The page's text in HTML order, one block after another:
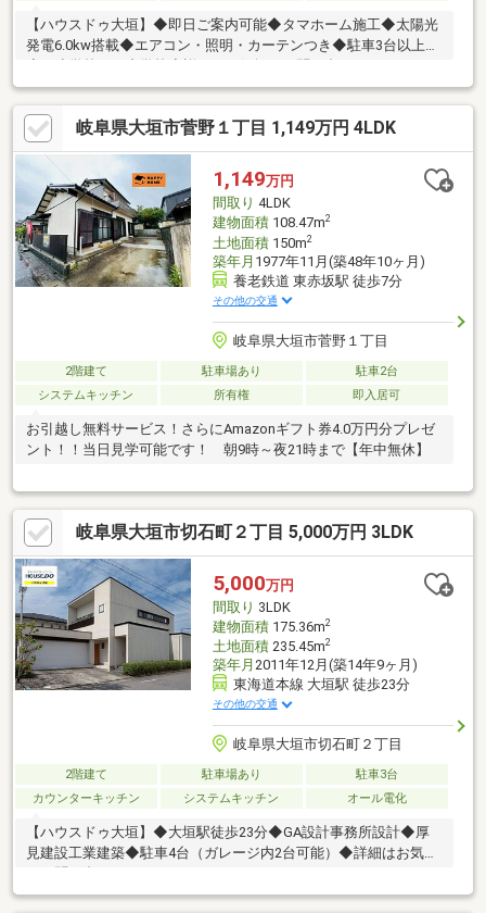
【ハウスドゥ大垣】◆即日ご案内可能◆タマホーム施工◆太陽光
発電6.0kw搭載◆エアコン・照明・カーテンつき◆駐車3台以上可
岐阜県大垣市菅野１丁目 1,149万円 4LDK
1,149万円
間取り 4LDK
建物面積108.47m2
土地面積150m2
築年月 1977年11月(築48年10ヶ月)
養老鉄道 東赤坂駅 徒歩7分
その他の交通
岐阜県大垣市菅野１丁目
2階建て 駐車場あり
駐車2台
システムキッチン
所有権 即入居可
お引越し無料サービス！さらにAmazonギフト券4.0万円分プレゼ
ント！！当日見学可能です！ 朝9時～夜21時まで【年中無休】
岐阜県大垣市切石町２丁目 5,000万円 3LDK
5,000万円
間取り 3LDK
建物面積175.36m2
土地面積235.45m2
築年月 2011年12月(築14年9ヶ月)
東海道本線 大垣駅 徒歩23分
その他の交通
岐阜県大垣市切石町２丁目
2階建て 駐車場あり
駐車3台
カウンターキッチン
システムキッチン オール電化
【ハウスドゥ大垣】◆大垣駅徒歩23分◆GA設計事務所設計◆厚
見建設工業建築◆駐車4台（ガレージ内2台可能）◆詳細はお気軽